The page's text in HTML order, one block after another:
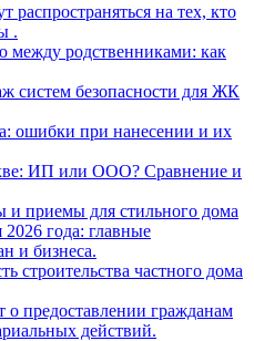
распространяться на тех, кто
.
между родственниками: как
систем безопасности для ЖК
ошибки при нанесении и их
ИП или ООО? Сравнение и
и приемы для стильного дома
года: главные
и бизнеса.
строительства частного дома
о предоставлении гражданам
действий.